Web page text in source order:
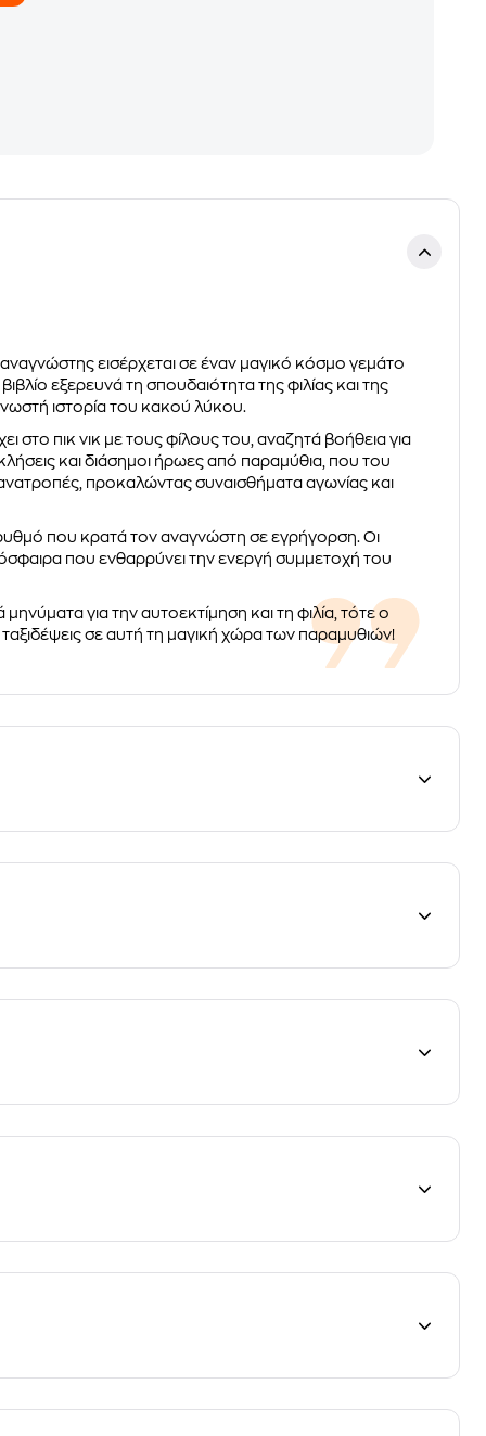
εισέρχεται σε έναν μαγικό κόσμο γεμάτο
εξερευνά τη σπουδαιότητα της φιλίας και της
ιστορία του κακού λύκου.
στο πικ νικ με τους φίλους του, αναζητά βοήθεια για
και διάσημοι ήρωες από παραμύθια, που του
προκαλώντας συναισθήματα αγωνίας και
που κρατά τον αναγνώστη σε εγρήγορση. Οι
που ενθαρρύνει την ενεργή συμμετοχή του
για την αυτοεκτίμηση και τη φιλία, τότε ο
ταξιδέψεις σε αυτή τη μαγική χώρα των παραμυθιών!